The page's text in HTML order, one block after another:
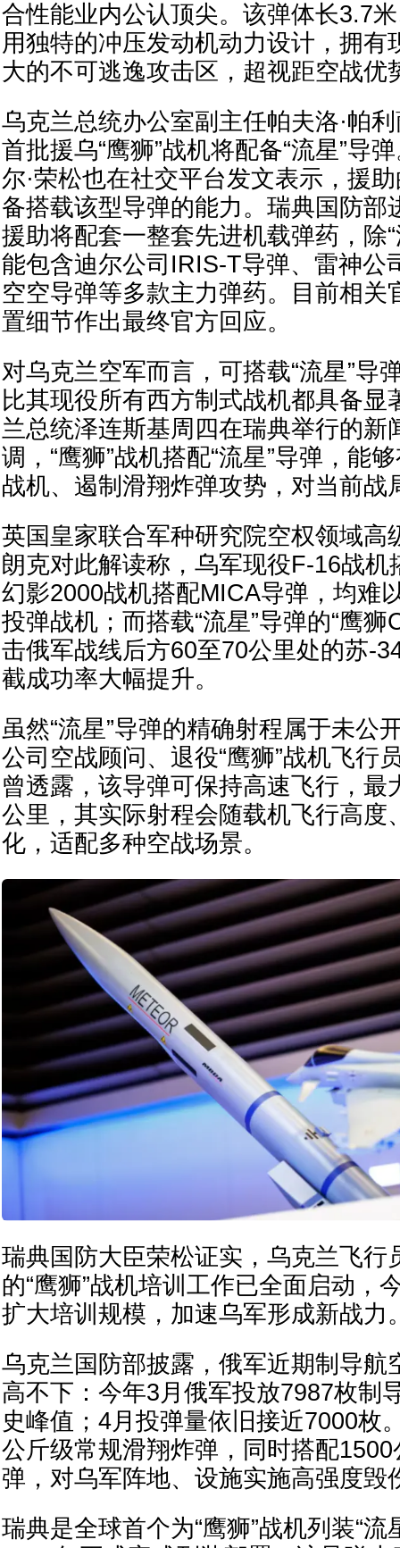
合性能业内公认顶尖。该弹体长3.7
用独特的冲压发动机动力设计，拥有
大的不可逃逸攻击区，超视距空战优
乌克兰总统办公室副主任帕夫洛·帕
首批援乌“鹰狮”战机将配备“流星”导
尔·荣松也在社交平台发文表示，援
备搭载该型导弹的能力。瑞典国防部
援助将配套一整套先进机载弹药，除
能包含迪尔公司IRIS-T导弹、雷神公
空空导弹等多款主力弹药。目前相关
置细节作出最终官方回应。
对乌克兰空军而言，可搭载“流星”导
比其现役所有西方制式战机都具备显
兰总统泽连斯基周四在瑞典举行的新
调，“鹰狮”战机搭配“流星”导弹，能
战机、遏制滑翔炸弹攻势，对当前战
英国皇家联合军种研究院空权领域高
朗克对此解读称，乌军现役F-16战机
幻影2000战机搭配MICA导弹，均难
投弹战机；而搭载“流星”导弹的“鹰狮
击俄军战线后方60至70公里处的苏-
截成功率大幅提升。
虽然“流星”导弹的精确射程属于未公
公司空战顾问、退役“鹰狮”战机飞行
曾透露，该导弹可保持高速飞行，最
公里，其实际射程会随载机飞行高度
化，适配多种空战场景。
瑞典国防大臣荣松证实，乌克兰飞行
的“鹰狮”战机培训工作已全面启动，
扩大培训规模，加速乌军形成新战力
乌克兰国防部披露，俄军近期制导航
高不下：今年3月俄军投放7987枚制
史峰值；4月投弹量依旧接近7000枚
公斤级常规滑翔炸弹，同时搭配
弹，对乌军阵地、设施实施高强度毁
瑞典是全球首个为“鹰狮”战机列装“流